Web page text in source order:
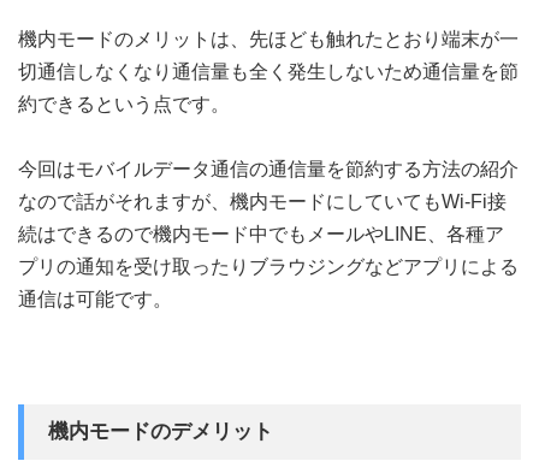
機内モードのメリットは、先ほども触れたとおり端末が一
切通信しなくなり通信量も全く発生しないため通信量を節
約できるという点です。
今回はモバイルデータ通信の通信量を節約する方法の紹介
なので話がそれますが、機内モードにしていてもWi-Fi接
続はできるので機内モード中でもメールやLINE、各種ア
プリの通知を受け取ったりブラウジングなどアプリによる
通信は可能です。
機内モードのデメリット